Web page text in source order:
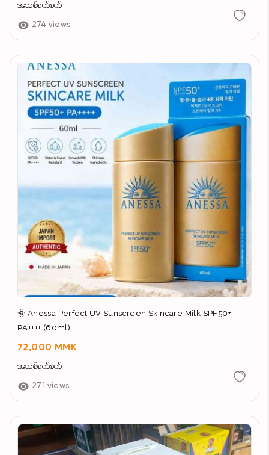
အသစ်စက်စက်
274 views
🌞 Anessa Perfect UV Sunscreen Skincare Milk SPF50+
PA++++ (60ml)
72,000 MMK
အသစ်စက်စက်
271 views